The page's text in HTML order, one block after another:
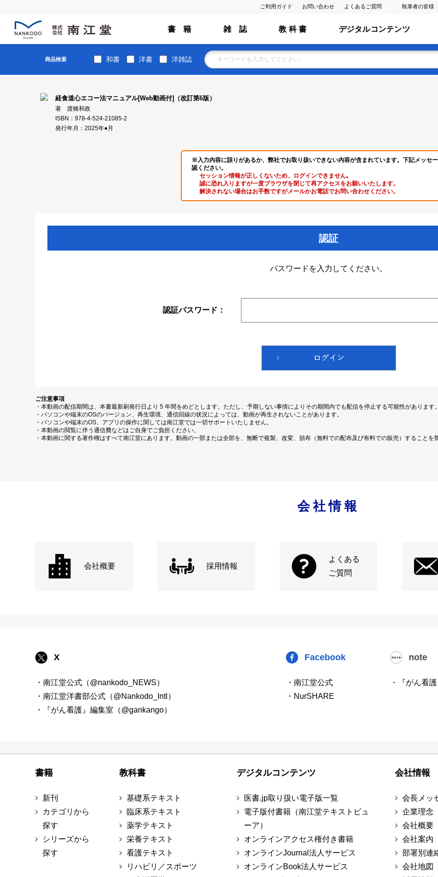
ご利用ガイド お問い合わせ よくあるご質問 執筆者の皆様
書 籍 雑 誌 教 科 書 デジタルコンテンツ
商品検索 和書 洋書 洋雑誌
経食道心エコー法マニュアル[Web動画付]（改訂第6版）
著 渡橋和政
ISBN：978-4-524-21085-2
発行年月：2025年●月
※入力内容に誤りがあるか、弊社でお取り扱いできない内容が含まれています。下記メッセ
認ください。
セッション情報が正しくないため、ログインできません｡
誠に恐れ入りますが一度ブラウザを閉じて再アクセスをお願いいたします。
解決されない場合はお手数ですがメールかお電話でお問い合わせください。
認証
パスワードを入力してください。
認証パスワード：
ご注意事項
・本動画の配信期間は、本書最新刷発行日より 5 年間をめどとします。ただし、予期しない事情によりその期間内でも配信を停止する可能性があります。
・パソコンや端末のOSのバージョン、再生環境、通信回線の状況によっては、動画が再生されないことがあります。
・パソコンや端末のOS、アプリの操作に関しては南江堂では一切サポートいたしません。
・本動画の閲覧に伴う通信費などはご自身でご負担ください。
・本動画に関する著作権はすべて南江堂にあります。動画の一部または全部を、無断で複製、改変、頒布（無料での配布及び有料での販売）することを
会社情報
会社概要 採用情報
よくある
ご質問
X
・南江堂公式（@nankodo_NEWS）
・南江堂洋書部公式（@Nankodo_Intl）
・『がん看護』編集室（@gankango）
Facebook
・南江堂公式
・NurSHARE
note
・『がん看
書籍
新刊
カテゴリから
探す
シリーズから
探す
教科書
基礎系テキスト
臨床系テキスト
薬学テキスト
栄養テキスト
看護テキスト
リハビリ／スポーツ
デジタルコンテンツ
医書.jp取り扱い電子版一覧
電子版付書籍（南江堂テキストビュ
ーア）
オンラインアクセス権付き書籍
オンラインJournal法人サービス
オンラインBook法人サービス
会社情報
会長メッ
企業理念
会社概要
会社案内
部署別連
会社地図